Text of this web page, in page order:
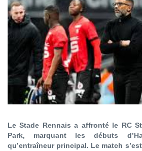
Le Stade Rennais a affronté le RC
Park, marquant les débuts
qu’entraîneur principal. Le match